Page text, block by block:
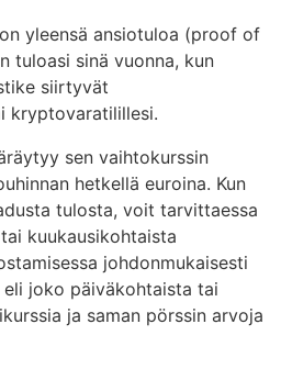
vaihtaminen
realisoi samalla
verotuksen, jolloin
tilanteessa pääomatulona
1 000 euroa – 500
A:n hankintahinta) =
kryptovaluutan käytöstä
veroilmoituksessaan:
jolloin hän osti tavarat
yleensä ansiotuloa (proof of
tuloasi sinä vuonna, kun
siirtyvät
kryptovaratilillesi.
sen vaihtokurssin
hetkellä euroina. Kun
tulosta, voit tarvittaessa
kuukausikohtaista
johdonmukaisesti
joko päiväkohtaista tai
ja saman pörssin arvoja